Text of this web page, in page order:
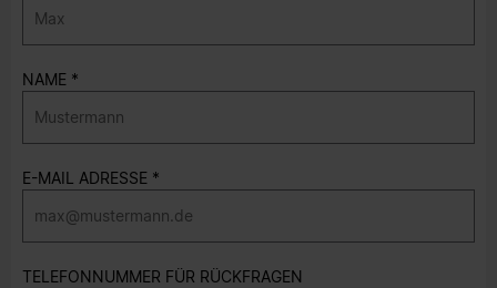
NAME
E-MAIL ADRESSE
TELEFONNUMMER FÜR RÜCKFRAGEN